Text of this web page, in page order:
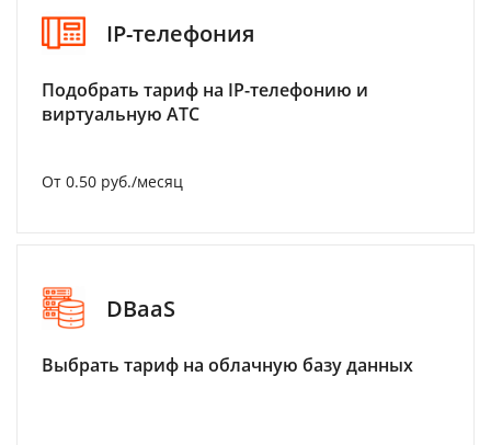
IP-телефония
Подобрать тариф на IP-телефонию и
виртуальную АТС
От 0.50 руб./месяц
DBaaS
Выбрать тариф на облачную базу данных